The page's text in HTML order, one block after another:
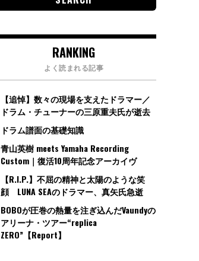
RANKING
よく読まれる記事
【追悼】数々の現場を支えたドラマー／
ドラム・チューナーの三原重夫氏が逝去
ドラム譜面の基礎知識
青山英樹 meets Yamaha Recording
Custom｜復活10周年記念アーカイヴ
【R.I.P.】不屈の精神と太陽のような笑
顔 LUNA SEAのドラマー、真矢氏急逝
BOBOが圧巻の熱量を注ぎ込んだVaundyの
アリーナ・ツアー“replica
ZERO”【Report】